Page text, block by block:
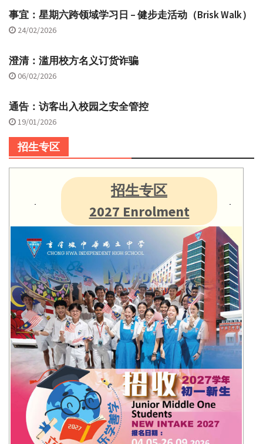
事宜：星期六跨领域学习日 – 健步走活动（Brisk Walk）
24/02/2026
澄清：滥用校方名义订货诈骗
06/02/2026
通告：访客出入校园之安全管控
19/01/2026
招生专区
招生专区
2027 Enrolment